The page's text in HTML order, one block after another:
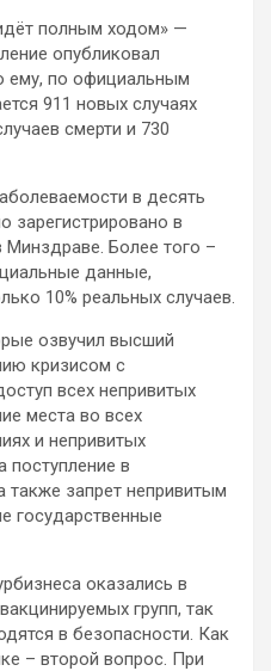
полным ходом» —
опубликовал
ему, по официальным
911 новых случаях
смерти и 730
в десять
зарегистрировано в
Более того –
данные,
10% реальных случаев.
озвучил высший
кризисом с
всех непривитых
места во всех
и непривитых
поступление в
также запрет непривитым
государственные
оказались в
групп, так
в безопасности. Как
– второй вопрос. При